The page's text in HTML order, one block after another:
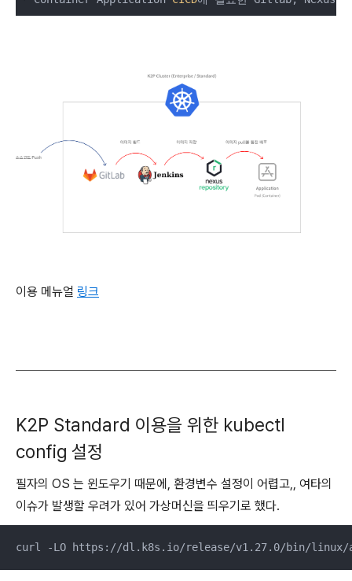
이용 메뉴얼 링크
K2P Standard 이용을 위한 kubectl
config 설정
필자의 OS 는 윈도우기 때문에, 환경변수 설정이 어렵고,, 여타의
이슈가 발생할 우려가 있어 가상머신을 띄우기로 했다.
curl -LO https://dl.k8s.io/release/v1.27.0/bin/linux/